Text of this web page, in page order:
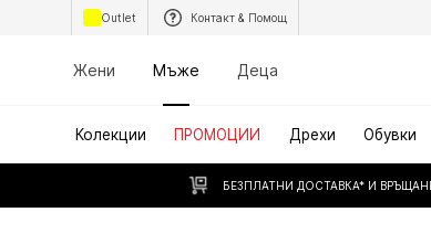
Outlet Контакт & Помощ
Жени Мъже Деца
Колекции ПРОМОЦИИ Дрехи Обувки
БЕЗПЛАТНИ ДОСТАВКА* И